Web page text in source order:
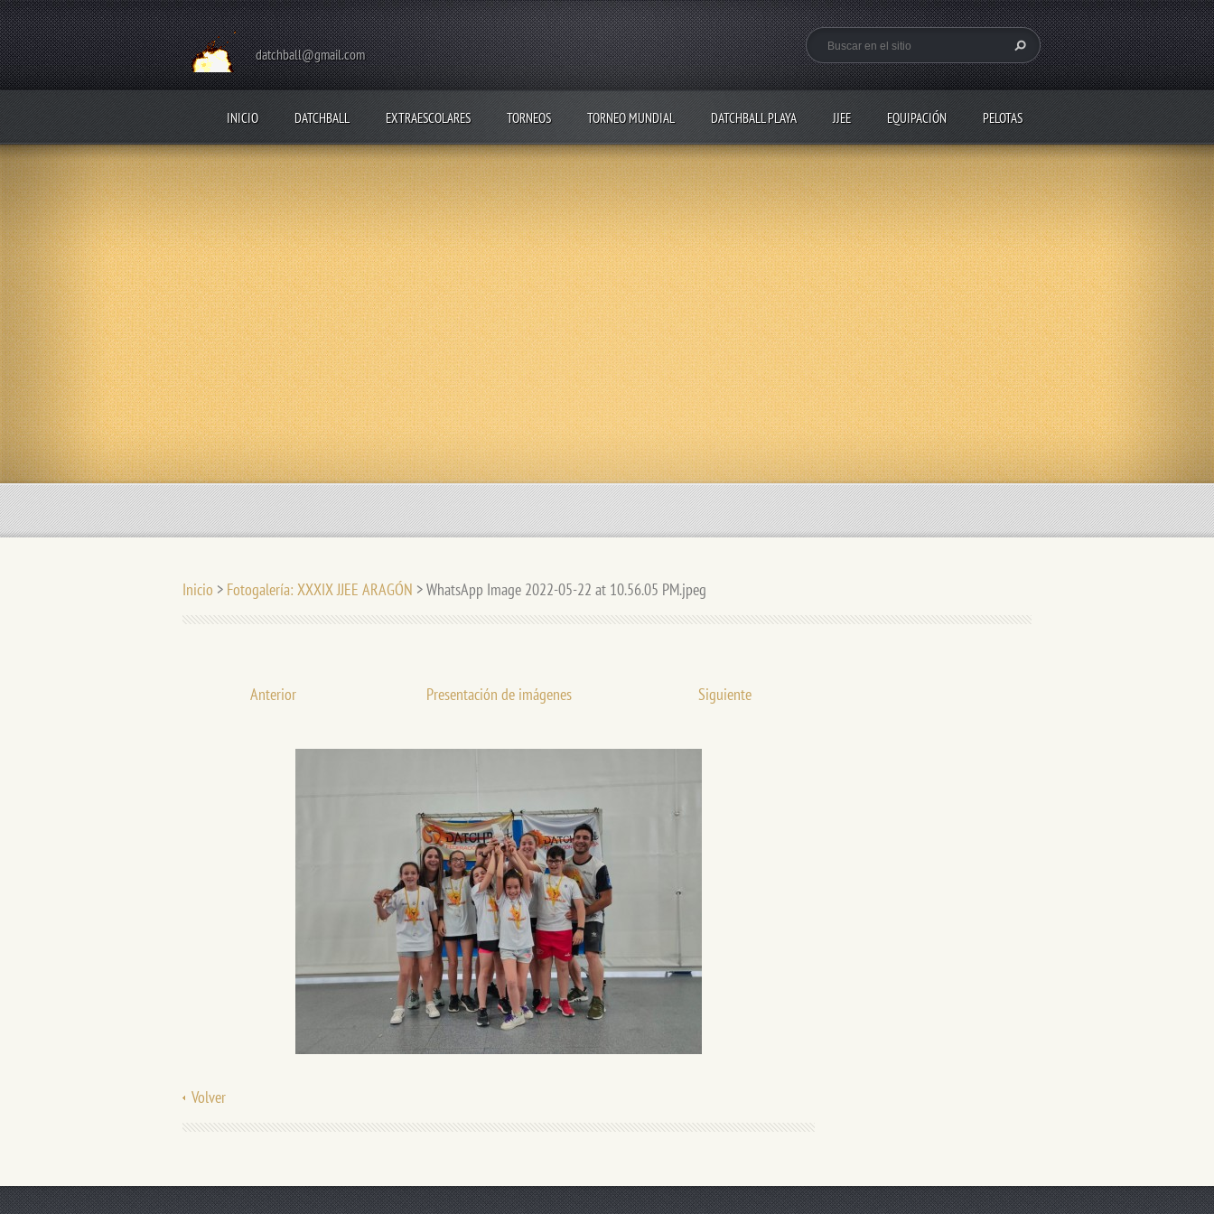
datchball@gmail.com
INICIO DATCHBALL EXTRAESCOLARES TORNEOS TORNEO MUNDIAL DATCHBALL PLAYA JJEE EQUIPACIÓN PELOTAS
Inicio > Fotogalería: XXXIX JJEE ARAGÓN >WhatsApp Image 2022-05-22 at 10.56.05 PM.jpeg
Anterior Presentación de imágenes Siguiente
Volver